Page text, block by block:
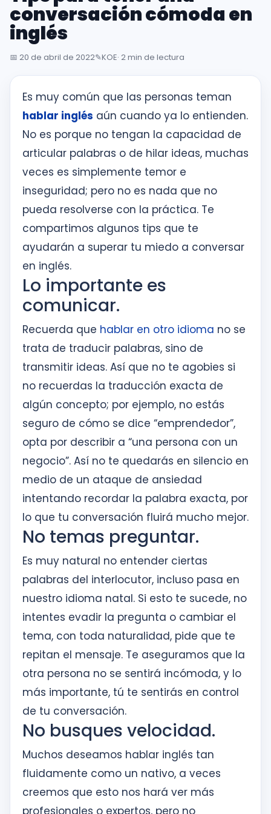
inglés
desde
la
primera
sesión
Intranet
KOE
SISK
Solicitudes
conversación cómoda en
inglés
📅 20 de abril de 2022✎️KOE· 2 min de lectura
Es muy común que las personas teman
hablar inglés aún cuando ya lo entienden.
No es porque no tengan la capacidad de
articular palabras o de hilar ideas, muchas
veces es simplemente temor e
inseguridad; pero no es nada que no
pueda resolverse con la práctica. Te
compartimos algunos tips que te
ayudarán a superar tu miedo a conversar
en inglés.
Lo importante es
comunicar.
Recuerda que hablar en otro idioma no se
trata de traducir palabras, sino de
transmitir ideas. Así que no te agobies si
no recuerdas la traducción exacta de
algún concepto; por ejemplo, no estás
seguro de cómo se dice “emprendedor”,
opta por describir a “una persona con un
negocio”. Así no te quedarás en silencio en
medio de un ataque de ansiedad
intentando recordar la palabra exacta, por
lo que tu conversación fluirá mucho mejor.
No temas preguntar.
Es muy natural no entender ciertas
palabras del interlocutor, incluso pasa en
nuestro idioma natal. Si esto te sucede, no
intentes evadir la pregunta o cambiar el
tema, con toda naturalidad, pide que te
repitan el mensaje. Te aseguramos que la
otra persona no se sentirá incómoda, y lo
más importante, tú te sentirás en control
de tu conversación.
No busques velocidad.
Muchos deseamos hablar inglés tan
fluidamente como un nativo, a veces
creemos que esto nos hará ver más
profesionales o expertos, pero no